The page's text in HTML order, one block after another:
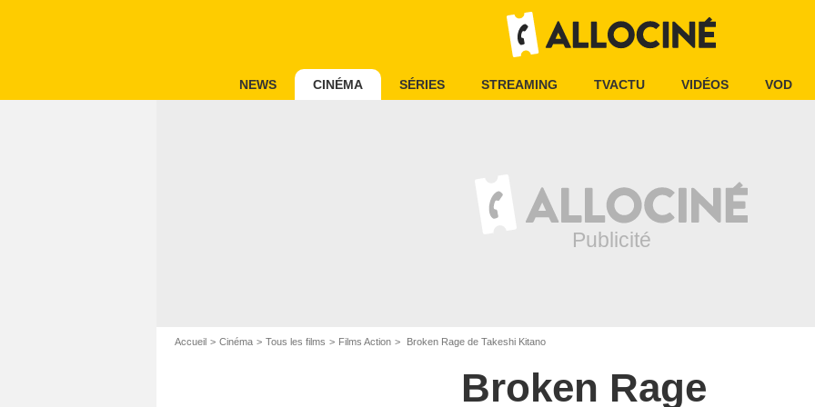
NEWS CINÉMA SÉRIES STREAMING TVACTU VIDÉOS VOD
Accueil Cinéma Tous les films Films Action Broken Rage de Takeshi Kitano
Broken Rage